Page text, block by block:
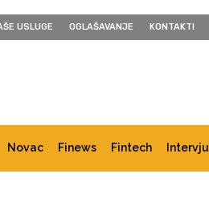
USLUGE OGLAŠAVANJE KONTAKTI
Novac Finews Fintech Intervju